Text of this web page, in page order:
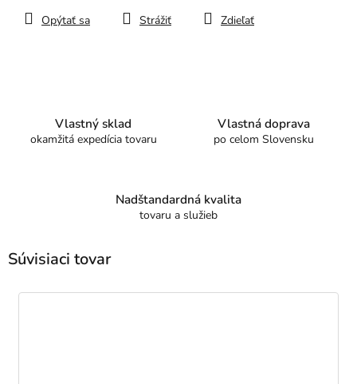
Opýtať sa Strážiť Zdieľať
Vlastný sklad
okamžitá expedícia tovaru
Vlastná doprava
po celom Slovensku
Nadštandardná kvalita
tovaru a služieb
Súvisiaci tovar